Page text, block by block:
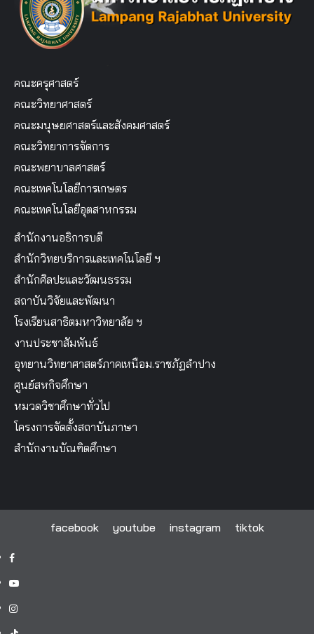
คณะครุศาสตร์
คณะวิทยาศาสตร์
คณะมนุษยศาสตร์และสังคมศาสตร์
คณะวิทยาการจัดการ
คณะพยาบาลศาสตร์
คณะเทคโนโลยีการเกษตร
คณะเทคโนโลยีอุตสาหกรรม
สำนักงานอธิการบดี
สำนักวิทยบริการและเทคโนโลยี ฯ
สำนักศิลปะและวัฒนธรรม
สถาบันวิจัยและพัฒนา
โรงเรียนสาธิตมหาวิทยาลัย ฯ
งานประชาสัมพันธ์
อุทยานวิทยาศาสตร์ภาคเหนือม.ราชภัฏลำปาง
ศูนย์สหกิจศึกษา
หมวดวิชาศึกษาทั่วไป
โครงการจัดตั้งสถาบันภาษา
สำนักงานบัณฑิตศึกษา
facebook youtube instagram tiktok
facebook
youtube
instagram